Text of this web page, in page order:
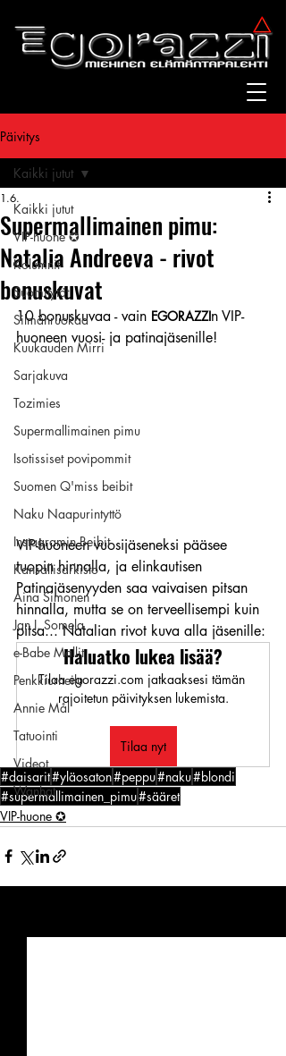
Päivitys
Kaikki jutut
VIP-huone ✪
Kolumnit
Suomitytöt
Silmänruokaa
Kuukauden Mirri
Sarjakuva
Tozimies
Supermallimainen pimu
Isotissiset povipommit
Suomen Q'miss beibit
Naku Naapurintyttö
Instagramin Beibit
Kansallisarkisto
Aina Simonen
Jan I. Somela
e-Babe Mallit
Penkkiurheilu
Annie Mål
Tatuointi
Videot
Wanhat
Kaikki jutut
Supermallimainen pimu:
Natalia Andreeva - rivot
bonuskuvat
1.6.
10 bonuskuvaa - vain EGORAZZIn VIP-
huoneen vuosi- ja patinajäsenille!
VIP-huoneen vuosijäseneksi pääsee
tuopin hinnalla, ja elinkautisen
Patinajäsenyyden saa vaivaisen pitsan
hinnalla, mutta se on terveellisempi kuin
pitsa... Natalian rivot kuva alla jäsenille:
Haluatko lukea lisää?
Tilaa egorazzi.com jatkaaksesi tämän
rajoitetun päivityksen lukemista.
Tilaa nyt
#daisarit#yläosaton#peppu#naku#blondi
#supermallimainen_pimu#sääret
VIP-huone ✪